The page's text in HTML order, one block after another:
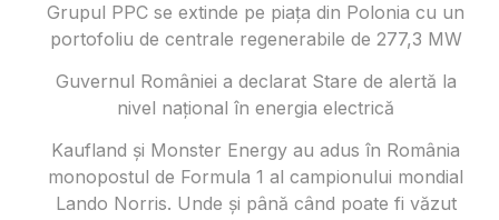
Grupul PPC se extinde pe piața din Polonia cu un
portofoliu de centrale regenerabile de 277,3 MW
Guvernul României a declarat Stare de alertă la
nivel național în energia electrică
Kaufland și Monster Energy au adus în România
monopostul de Formula 1 al campionului mondial
Lando Norris. Unde și până când poate fi văzut